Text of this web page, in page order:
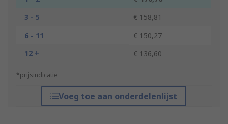
3 - 5
€ 158,81
6 - 11
€ 150,27
12 +
€ 136,60
*prijsindicatie
Voeg toe aan onderdelenlijst